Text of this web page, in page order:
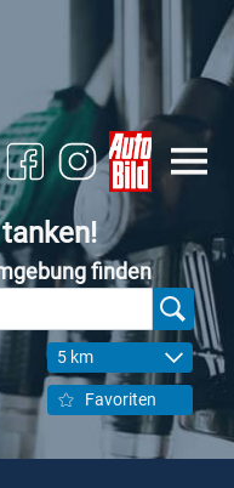
finden
5 km
Favoriten